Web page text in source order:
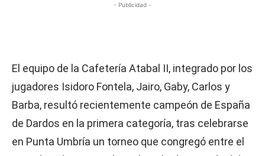
- Publicidad -
El equipo de la Cafetería Atabal II, integrado por los
jugadores Isidoro Fontela, Jairo, Gaby, Carlos y
Barba, resultó recientemente campeón de España
de Dardos en la primera categoría, tras celebrarse
en Punta Umbría un torneo que congregó entre el